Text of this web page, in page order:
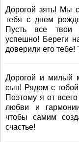
Дорогой зять! Мы
тебя с днем
Пусть все твои
успешно! Береги
доверили его
Дорогой и милый
сын! Рядом с
Поэтому я от
любви и
чтобы самим
счастье!